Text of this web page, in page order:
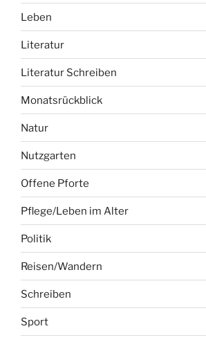
Leben
Literatur
Literatur Schreiben
Monatsrückblick
Natur
Nutzgarten
Offene Pforte
Pflege/Leben im Alter
Politik
Reisen/Wandern
Schreiben
Sport